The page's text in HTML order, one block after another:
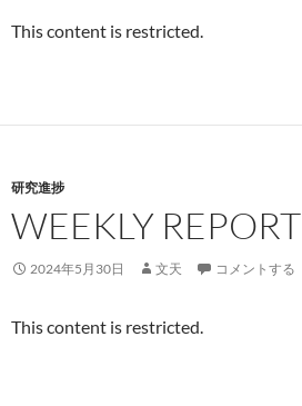
This content is restricted.
研究進捗
WEEKLY REPORT
2024年5月30日 文天 コメントする
This content is restricted.